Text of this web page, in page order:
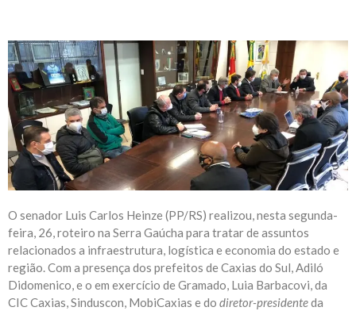
O senador Luis Carlos Heinze (PP/RS) realizou, nesta segunda-
feira, 26, roteiro na Serra Gaúcha para tratar de assuntos
relacionados a infraestrutura, logística e economia do estado e
região. Com a presença dos prefeitos de Caxias do Sul, Adiló
Didomenico, e o em exercício de Gramado, Luia Barbacovi, da
CIC Caxias, Sinduscon, MobiCaxias e do diretor-presidenteda